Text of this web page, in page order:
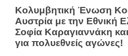
Κολυμβητική Ένωση
Αυστρία με την Εθνική
Σοφία Καραγιαννάκη
για πολυεθνείς αγώνες!